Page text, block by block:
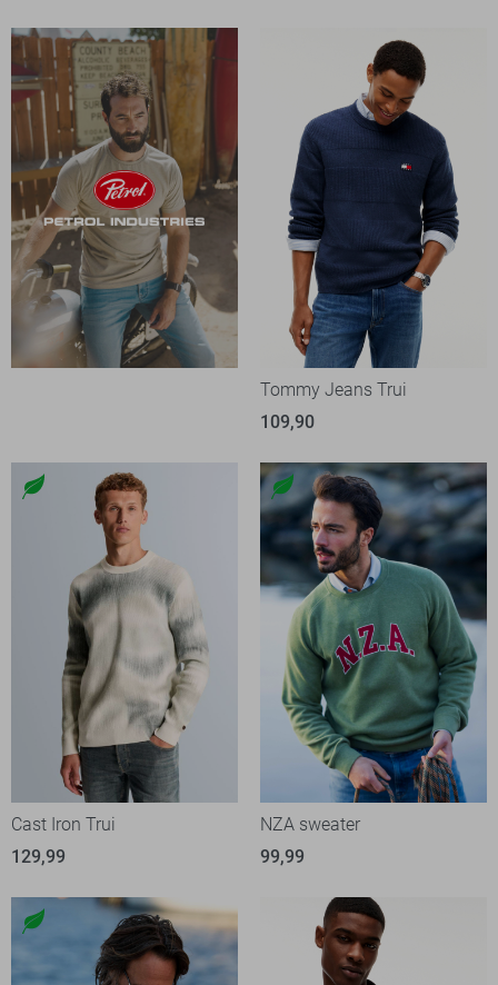
Tommy Jeans Trui
109,90
Cast Iron Trui
129,99
NZA sweater
99,99